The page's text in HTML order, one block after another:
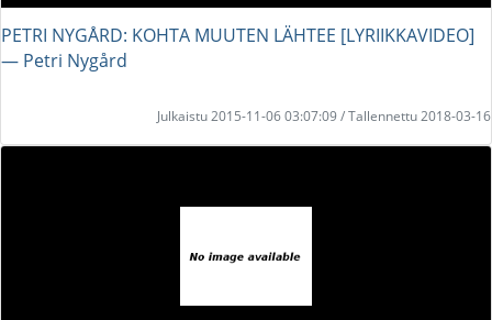
PETRI NYGÅRD: KOHTA MUUTEN LÄHTEE [LYRIIKKAVIDEO]
― Petri Nygård
Julkaistu 2015-11-06 03:07:09 / Tallennettu 2018-03-16